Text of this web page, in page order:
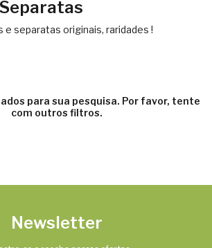
separatas originais, raridades !
para sua pesquisa. Por favor, tente
com outros filtros.
Newsletter